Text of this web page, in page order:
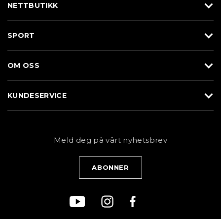
NETTBUTIKK
Sko
Merkevarer
SPORT
Løp
Sykkel
OM OSS
KUNDESERVICE
PersonvernerklæringMeld deg på vårt nyhetsbrev